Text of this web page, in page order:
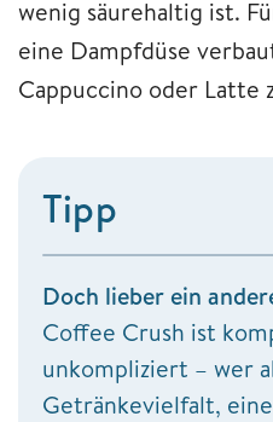
wenig säurehaltig ist.
eine Dampfdüse
Cappuccino oder Latte
Tipp
Doch lieber ein
Coffee Crush ist
unkompliziert – wer
Getränkevielfalt,